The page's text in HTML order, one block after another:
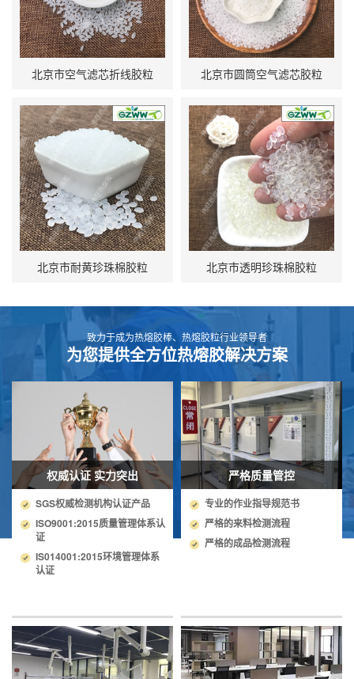
北京市空气滤芯折线胶粒 北京市圆筒空气滤芯胶粒
北京市耐黄珍珠棉胶粒 北京市透明珍珠棉胶粒
致力于成为热熔胶棒、热熔胶粒行业领导者
为您提供全方位热熔胶解决方案
权威认证 实力突出
SGS权威检测机构认证产品
ISO9001:2015质量管理体系认
证
IS014001:2015环境管理体系
认证
严格质量管控
专业的作业指导规范书
严格的来料检测流程
严格的成品检测流程